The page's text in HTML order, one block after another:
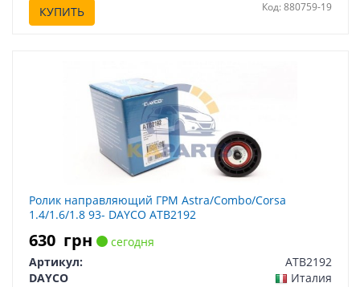
КУПИТЬ Код: 880759-19
Ролик направляющий ГРМ Astra/Combo/Corsa
1.4/1.6/1.8 93- DAYCO ATB2192
630 грн
сегодня
Артикул:
ATB2192
DAYCO
Италия